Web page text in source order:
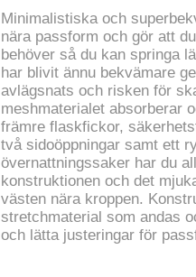
Minimalistiska och
nära passform och gör att
behöver så du kan springa
har blivit ännu bekvämare
avlägsnats och risken för
meshmaterialet absorberar
främre flaskfickor,
två sidoöppningar samt ett
övernattningssaker har du
konstruktionen och det
västen nära kroppen.
stretchmaterial som andas
och lätta justeringar för